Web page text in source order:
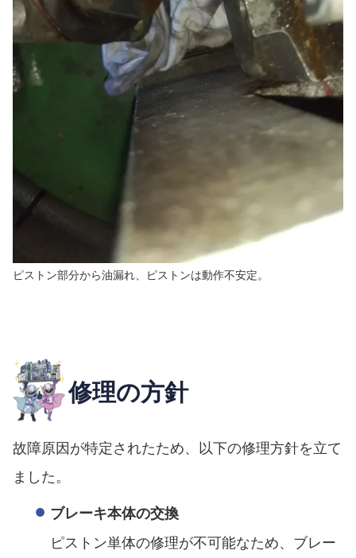
ピストン部分から油漏れ、ピストンは動作不安定。
修理の方針
故障原因が特定されたため、以下の修理方針を立て
ました。
ブレーキ本体の交換
ピストン単体の修理が不可能なため、ブレー